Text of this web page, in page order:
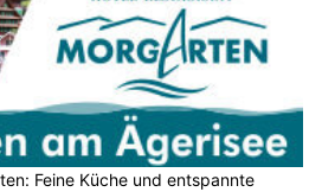
Feine Küche und entspannte